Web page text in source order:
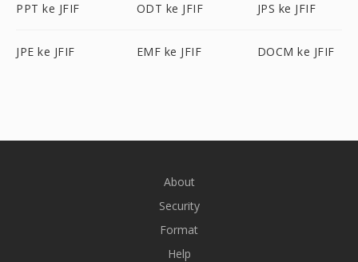
PPT ke JFIF ODT ke JFIF JPS ke JFIF
JPE ke JFIF EMF ke JFIF DOCM ke JFIF
About
Security
Format
Help